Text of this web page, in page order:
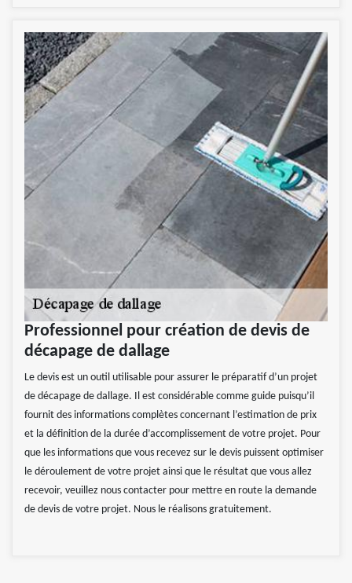
Professionnel pour création de devis de
décapage de dallage
Le devis est un outil utilisable pour assurer le préparatif d’un projet
de décapage de dallage. Il est considérable comme guide puisqu’il
fournit des informations complètes concernant l’estimation de prix
et la définition de la durée d’accomplissement de votre projet. Pour
que les informations que vous recevez sur le devis puissent optimiser
le déroulement de votre projet ainsi que le résultat que vous allez
recevoir, veuillez nous contacter pour mettre en route la demande
de devis de votre projet. Nous le réalisons gratuitement.